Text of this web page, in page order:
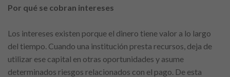
Por qué se cobran intereses
Los intereses existen porque el dinero tiene valor a lo largo
del tiempo. Cuando una institución presta recursos, deja de
utilizar ese capital en otras oportunidades y asume
determinados riesgos relacionados con el pago. De esta